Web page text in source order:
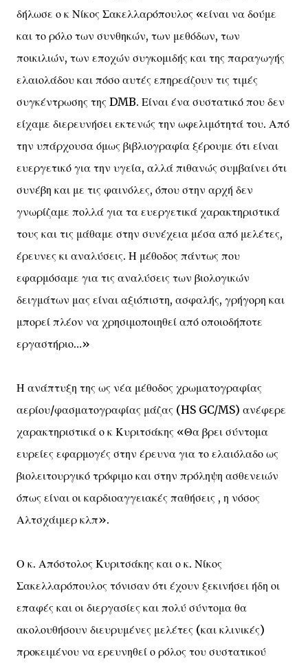
δήλωσε ο κ Νίκος Σακελλαρόπουλος «είναι να δούμε
και το ρόλο των συνθηκών, των μεθόδων, των
ποικιλιών, των εποχών συγκομιδής και της παραγωγής
ελαιολάδου και πόσο αυτές επηρεάζουν τις τιμές
συγκέντρωσης της DMB. Είναι ένα συστατικό που δεν
είχαμε διερευνήσει εκτενώς την ωφελιμότητά του. Από
την υπάρχουσα όμως βιβλιογραφία ξέρουμε ότι είναι
ευεργετικό για την υγεία, αλλά πιθανώς συμβαίνει ότι
συνέβη και με τις φαινόλες, όπου στην αρχή δεν
γνωρίζαμε πολλά για τα ευεργετικά χαρακτηριστικά
τους και τις μάθαμε στην συνέχεια μέσα από μελέτες,
έρευνες κι αναλύσεις. Η μέθοδος πάντως που
εφαρμόσαμε για τις αναλύσεις των βιολογικών
δειγμάτων μας είναι αξιόπιστη, ασφαλής, γρήγορη και
μπορεί πλέον να χρησιμοποιηθεί από οποιοδήποτε
εργαστήριο…»
Η ανάπτυξη της ως νέα μέθοδος χρωματογραφίας
αερίου/φασματογραφίας μάζας (HS GC/MS) ανέφερε
χαρακτηριστικά ο κ Κυριτσάκης «Θα βρει σύντομα
ευρείες εφαρμογές στην έρευνα για το ελαιόλαδο ως
βιολειτουργικό τρόφιμο και στην πρόληψη ασθενειών
όπως είναι οι καρδιοαγγειακές παθήσεις , η νόσος
Αλτσχάιμερ κλπ».
Ο κ. Απόστολος Κυριτσάκης και ο κ. Νίκος
Σακελλαρόπουλος τόνισαν ότι έχουν ξεκινήσει ήδη οι
επαφές και οι διεργασίες και πολύ σύντομα θα
ακολουθήσουν διευρυμένες μελέτες (και κλινικές)
προκειμένου να ερευνηθεί ο ρόλος του συστατικού